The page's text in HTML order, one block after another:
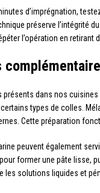
d’imprégnation,
préserve l’intégrité
l’opération en
présents dans nos
types de colles.
Cette préparation
peuvent également
former une pâte lisse,
les solutions liquides et